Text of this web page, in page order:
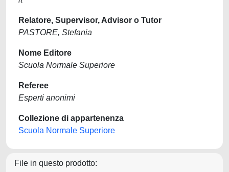
Relatore, Supervisor, Advisor o Tutor
PASTORE, Stefania
Nome Editore
Scuola Normale Superiore
Referee
Esperti anonimi
Collezione di appartenenza
Scuola Normale Superiore
File in questo prodotto: